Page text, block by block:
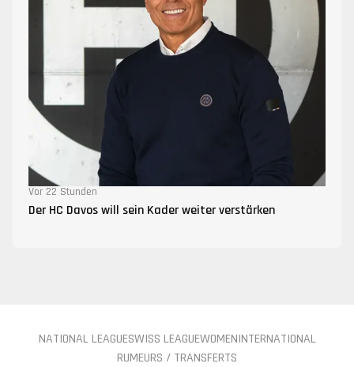
Vor 22 Stunden
Der HC Davos will sein Kader weiter verstärken
NATIONAL LEAGUESWISS LEAGUEWOMENINTERNATIONAL
RUMEURS / TRANSFERTS